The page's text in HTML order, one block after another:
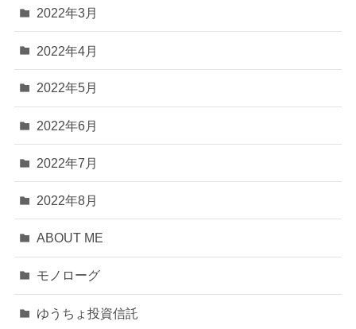
2022年3月
2022年4月
2022年5月
2022年6月
2022年7月
2022年8月
ABOUT ME
モノローグ
ゆうちょ投資信託